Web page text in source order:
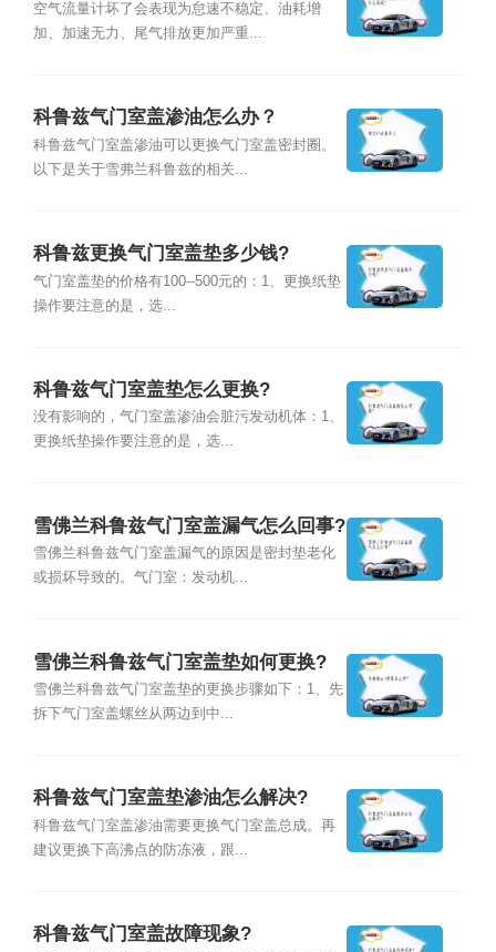
空气流量计坏了会表现为怠速不稳定、油耗增
加、加速无力、尾气排放更加严重...
科鲁兹气门室盖渗油怎么办？
科鲁兹气门室盖渗油可以更换气门室盖密封圈。
以下是关于雪弗兰科鲁兹的相关...
科鲁兹更换气门室盖垫多少钱?
气门室盖垫的价格有100--500元的：1、更换纸垫
操作要注意的是，选...
科鲁兹气门室盖垫怎么更换?
没有影响的，气门室盖渗油会脏污发动机体：1、
更换纸垫操作要注意的是，选...
雪佛兰科鲁兹气门室盖漏气怎么回事?
雪佛兰科鲁兹气门室盖漏气的原因是密封垫老化
或损坏导致的。气门室：发动机...
雪佛兰科鲁兹气门室盖垫如何更换?
雪佛兰科鲁兹气门室盖垫的更换步骤如下：1、先
拆下气门室盖螺丝从两边到中...
科鲁兹气门室盖垫渗油怎么解决?
科鲁兹气门室盖渗油需要更换气门室盖总成。再
建议更换下高沸点的防冻液，跟...
科鲁兹气门室盖故障现象?